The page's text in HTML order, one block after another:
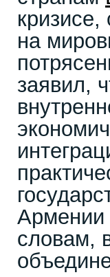
на
заявил,
Армении
словам,